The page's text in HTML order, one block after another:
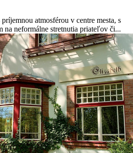
atmosférou v centre mesta, s
na neformálne stretnutia priateľov či...